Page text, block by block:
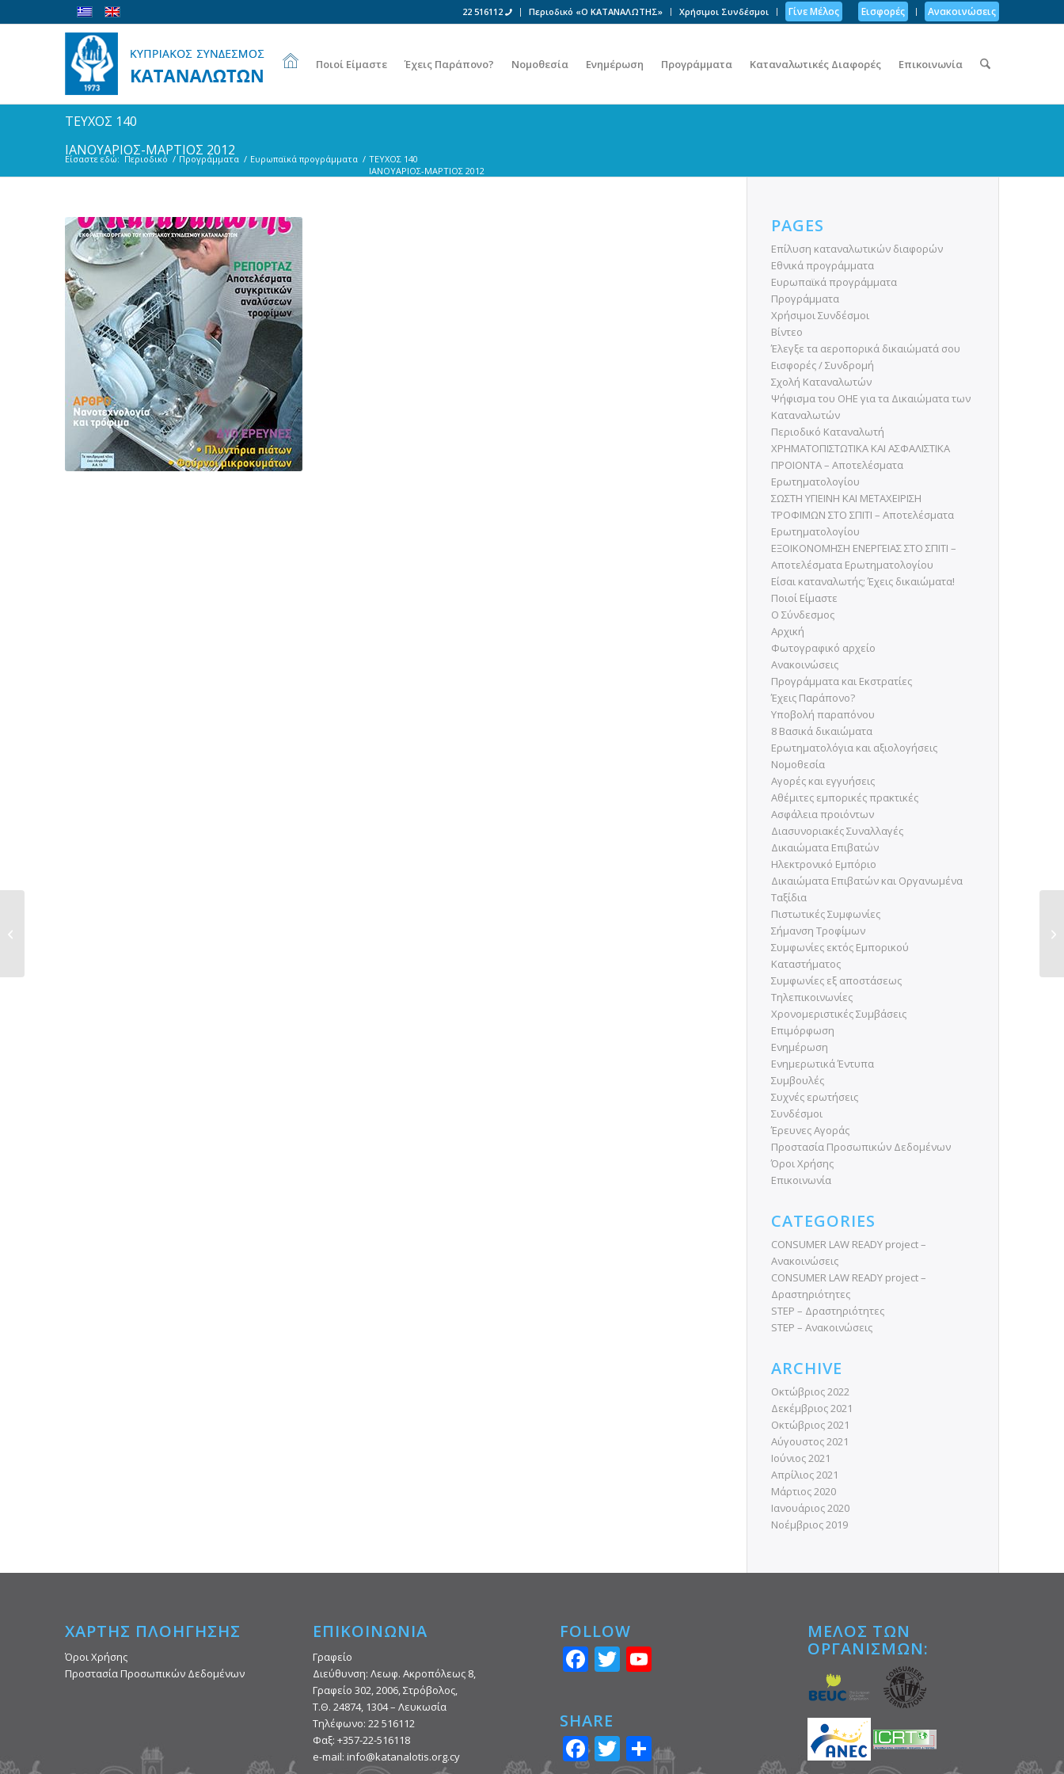
22 516112 Περιοδικό «Ο ΚΑΤΑΝΑΛΩΤΗΣ» Χρήσιμοι Συνδέσμοι Γίνε Μέλος Εισφορές Ανακοινώσεις
Ποιοί Είμαστε Έχεις Παράπονο? Νομοθεσία Ενημέρωση Προγράμματα Καταναλωτικές Διαφορές Επικοινωνία
ΤΕΥΧΟΣ 140
ΙΑΝΟΥΑΡΙΟΣ-ΜΑΡΤΙΟΣ 2012
Είσαστε εδώ: Περιοδικό / Προγράμματα / Ευρωπαϊκά προγράμματα / ΤΕΥΧΟΣ 140
ΙΑΝΟΥΑΡΙΟΣ-ΜΑΡΤΙΟΣ 2012
PAGES
Επίλυση καταναλωτικών διαφορών
Εθνικά προγράμματα
Ευρωπαϊκά προγράμματα
Προγράμματα
Χρήσιμοι Συνδέσμοι
Βίντεο
Έλεγξε τα αεροπορικά δικαιώματά σου
Εισφορές / Συνδρομή
Σχολή Καταναλωτών
Ψήφισμα του ΟΗΕ για τα Δικαιώματα των
Καταναλωτών
Περιοδικό Καταναλωτή
ΧΡΗΜΑΤΟΠΙΣΤΩΤΙΚΑ ΚΑΙ ΑΣΦΑΛΙΣΤΙΚΑ
ΠΡΟΙΟΝΤΑ – Αποτελέσματα
Ερωτηματολογίου
ΣΩΣΤΗ ΥΓΙΕΙΝΗ ΚΑΙ ΜΕΤΑΧΕΙΡΙΣΗ
ΤΡΟΦΙΜΩΝ ΣΤΟ ΣΠΙΤΙ – Αποτελέσματα
Ερωτηματολογίου
ΕΞΟΙΚΟΝΟΜΗΣΗ ΕΝΕΡΓΕΙΑΣ ΣΤΟ ΣΠΙΤΙ –
Αποτελέσματα Ερωτηματολογίου
Είσαι καταναλωτής; Έχεις δικαιώματα!
Ποιοί Είμαστε
Ο Σύνδεσμος
Αρχική
Φωτογραφικό αρχείο
Ανακοινώσεις
Προγράμματα και Εκστρατίες
Έχεις Παράπονο?
Υποβολή παραπόνου
8 Βασικά δικαιώματα
Ερωτηματολόγια και αξιολογήσεις
Νομοθεσία
Aγορές και εγγυήσεις
Αθέμιτες εμπορικές πρακτικές
Ασφάλεια προιόντων
Διασυνοριακές Συναλλαγές
Δικαιώματα Επιβατών
Ηλεκτρονικό Εμπόριο
Δικαιώματα Επιβατών και Οργανωμένα
Ταξίδια
Πιστωτικές Συμφωνίες
Σήμανση Τροφίμων
Συμφωνίες εκτός Εμπορικού
Καταστήματος
Συμφωνίες εξ αποστάσεως
Τηλεπικοινωνίες
Χρονομεριστικές Συμβάσεις
Eπιμόρφωση
Ενημέρωση
Ενημερωτικά Έντυπα
Συμβουλές
Συχνές ερωτήσεις
Συνδέσμοι
Έρευνες Αγοράς
Προστασία Προσωπικών Δεδομένων
Όροι Χρήσης
Επικοινωνία
CATEGORIES
CONSUMER LAW READY project –
Ανακοινώσεις
CONSUMER LAW READY project –
Δραστηριότητες
STEP – Δραστηριότητες
STEP – Ανακοινώσεις
ARCHIVE
Οκτώβριος 2022
Δεκέμβριος 2021
Οκτώβριος 2021
Αύγουστος 2021
Ιούνιος 2021
Απρίλιος 2021
Μάρτιος 2020
Ιανουάριος 2020
Νοέμβριος 2019
ΧΑΡΤΗΣ ΠΛΟΗΓΗΣΗΣ
Όροι Χρήσης
Προστασία Προσωπικών Δεδομένων
ΕΠΙΚΟΙΝΩΝΙΑ
Γραφείο
Διεύθυνση: Λεωφ. Ακροπόλεως 8,
Γραφείο 302, 2006, Στρόβολος,
Τ.Θ. 24874, 1304 – Λευκωσία
Τηλέφωνο: 22 516112
Φαξ: +357-22-516118
e-mail: info@katanalotis.org.cy
FOLLOW
Facebook
Twitter
SHARE
Facebook
Twitter
Μοιραστείτε
ΜΕΛΟΣ ΤΩΝ
ΟΡΓΑΝΙΣΜΩΝ: